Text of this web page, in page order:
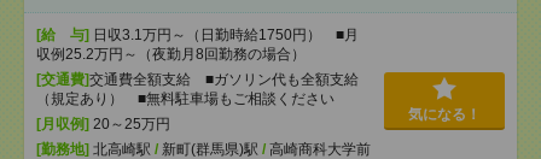
[給 与] 日収3.1万円～（日勤時給1750円） ■月
収例25.2万円～（夜勤月8回勤務の場合）
[交通費]交通費全額支給 ■ガソリン代も全額支給
（規定あり） ■無料駐車場もご相談ください
[月収例] 20～25万円
[勤務地] 北高崎駅 / 新町(群馬県)駅 / 高崎商科大学前
気になる！